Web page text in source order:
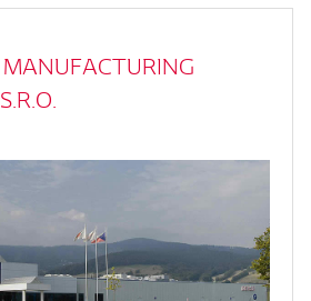
MANUFACTURING
S.R.O.